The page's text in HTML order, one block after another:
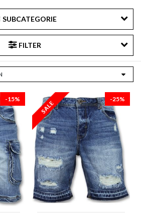
SUBCATEGORIE
FILTER
-15% -25%